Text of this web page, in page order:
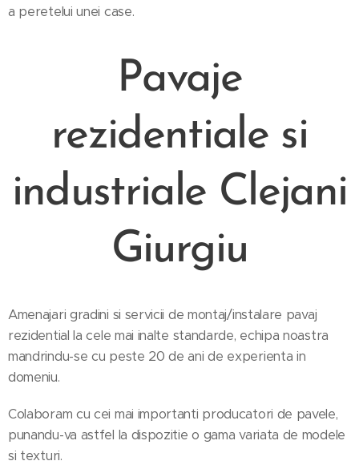
a peretelui unei case.
Pavaje
rezidentiale si
industriale Clejani
Giurgiu
Amenajari gradini si servicii de montaj/instalare pavaj
rezidential la cele mai inalte standarde, echipa noastra
mandrindu-se cu peste 20 de ani de experienta in
domeniu.
Colaboram cu cei mai importanti producatori de pavele,
punandu-va astfel la dispozitie o gama variata de modele
si texturi.